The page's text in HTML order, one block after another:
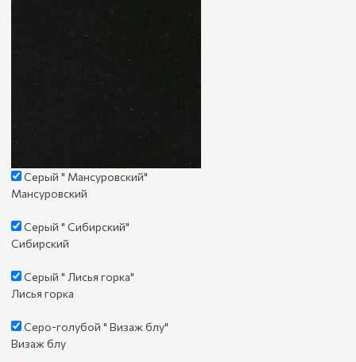
Серый " Мансуровский"
Мансуровский
Серый " Сибирский"
Сибирский
Серый " Лисья горка"
Лисья горка
Серо-голубой " Визаж блу"
Визаж блу